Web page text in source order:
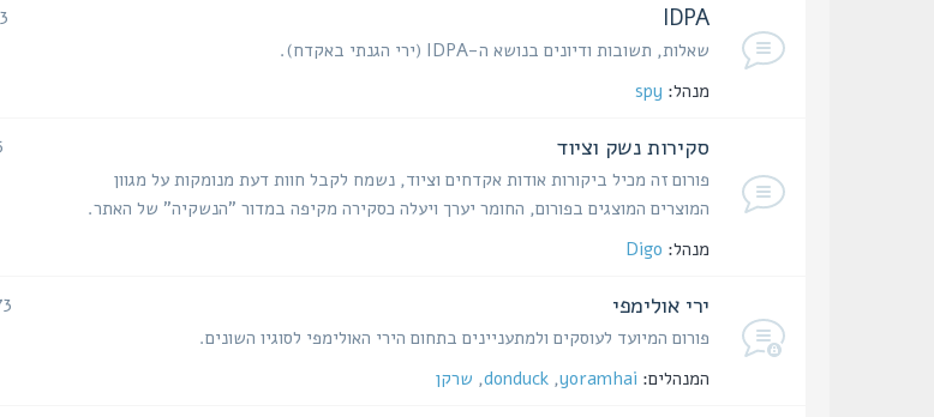
IDPA
שאלות, תשובות ודיונים בנושא ה-IDPA (ירי הגנתי באקדח).
מנהל: spy
סקירות נשק וציוד
פורום זה מכיל ביקורות אודות אקדחים וציוד, נשמח לקבל חוות דעת מנומקות על מגוון
המוצרים המוצגים בפורום, החומר יערך ויעלה כסקירה מקיפה במדור "הנשקיה" של האתר.
מנהל: Digo
ירי אולימפי
פורום המיועד לעוסקים ולמתעניינים בתחום הירי האולימפי לסוגיו השונים.
המנהלים: yoramhai
,
donduck
, שרקן